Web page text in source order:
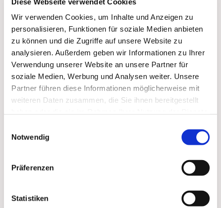
Wir verwenden Cookies, um Inhalte und Anzeigen zu
personalisieren, Funktionen für soziale Medien anbieten
zu können und die Zugriffe auf unsere Website zu
analysieren. Außerdem geben wir Informationen zu Ihrer
Verwendung unserer Website an unsere Partner für
soziale Medien, Werbung und Analysen weiter. Unsere
Partner führen diese Informationen möglicherweise mit
weiteren Daten zusammen, die Sie ihnen bereitgestellt
Notwendig
Präferenzen
Statistiken